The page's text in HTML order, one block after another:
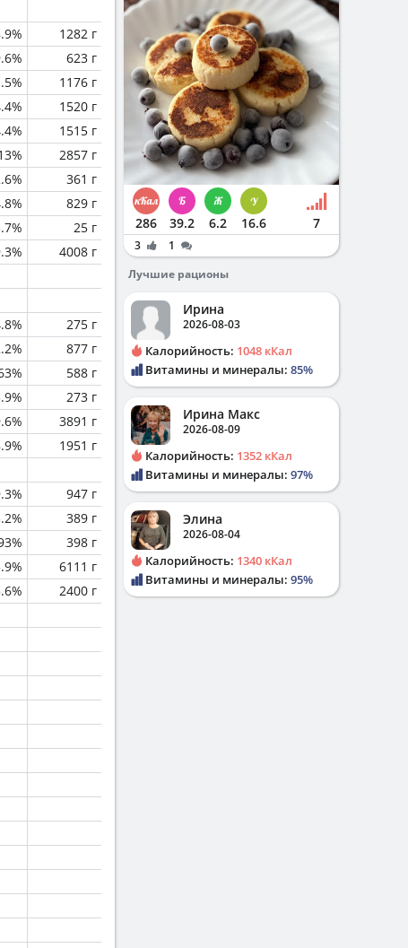
1282 г
623 г
1176 г
1520 г
1515 г
2857 г
361 г
829 г
25 г
4008 г
275 г
877 г
588 г
273 г
3891 г
1951 г
947 г
389 г
398 г
6111 г
2400 г
286 39.2 6.2 16.6 7
3
1
Лучшие рационы
Ирина
2026-08-03
Калорийность: 1048 кКал
Витамины и минералы: 85%
Ирина Макс
2026-08-09
Калорийность: 1352 кКал
Витамины и минералы: 97%
Элина
2026-08-04
Калорийность: 1340 кКал
Витамины и минералы: 95%